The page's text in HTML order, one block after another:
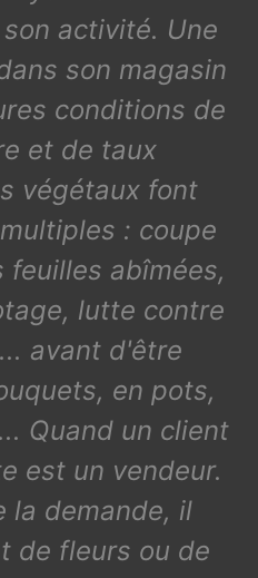
activité. Une
son magasin
conditions de
et de taux
végétaux font
: coupe
abîmées,
lutte contre
avant d'être
en pots,
Quand un client
est un vendeur.
la demande, il
de fleurs ou de